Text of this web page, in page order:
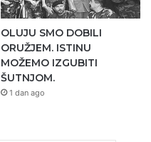
OLUJU SMO DOBILI
ORUŽJEM. ISTINU
MOŽEMO IZGUBITI
ŠUTNJOM.
1 dan ago